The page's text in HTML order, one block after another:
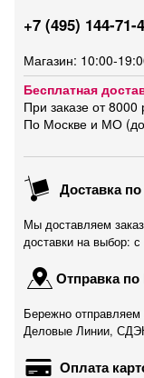
+7 (495) 144-71-
Магазин: 10:00-
Бесплатная
При заказе от 8000
По Москве и МО
Доставка
Мы доставляем
доставки на выбор:
Отправка по
Бережно отправляем
Деловые Линии,
Оплата